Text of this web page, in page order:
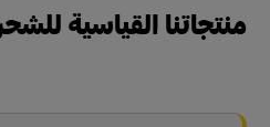
منتجاتنا القياسية